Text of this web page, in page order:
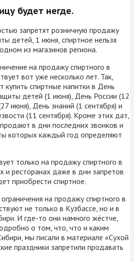
будет негде.
запретят розничную продажу
детей, 1 июня, спиртное нельзя
из магазинов региона.
на продажу спиртного в
вот уже несколько лет. Так,
купить спиртные напитки в День
детей (1 июня), День России (12
июня), День знаний (1 сентября) и
(11 сентября). Кроме этих дат,
в дни последних звонков и
которых каждый год определяют
только на продажу спиртного в
и ресторанах даже в дни запретов
приобрести спиртное.
на продажу спиртного в
не только в Кузбассе, но и в
И где-то они намного жёстче,
о том, что, что и каким
мы писали в материале «Сухой
праздники запретили продавать